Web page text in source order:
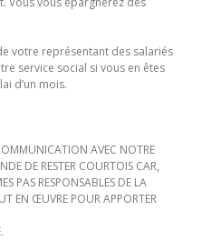
votre représentant des salariés
service social si vous en êtes
d’un mois.
AVEC NOTRE
DE RESTER COURTOIS CAR,
PAS RESPONSABLES DE LA
EN ŒUVRE POUR APPORTER